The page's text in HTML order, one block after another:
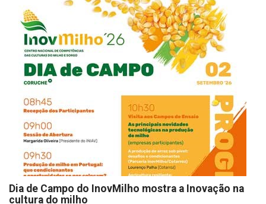
Dia de Campo do InovMilho mostra a Inovação na
cultura do milho